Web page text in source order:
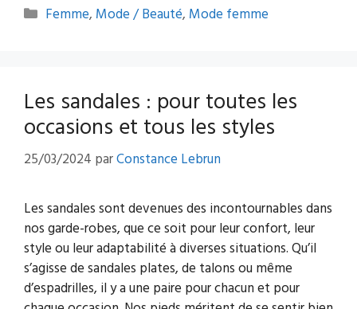
Catégories
Femme, Mode / Beauté, Mode femme
Les sandales : pour toutes les
occasions et tous les styles
25/03/2024 parConstance Lebrun
Les sandales sont devenues des incontournables dans
nos garde-robes, que ce soit pour leur confort, leur
style ou leur adaptabilité à diverses situations. Qu’il
s’agisse de sandales plates, de talons ou même
d’espadrilles, il y a une paire pour chacun et pour